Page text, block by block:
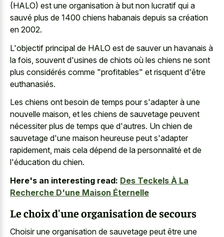
(HALO) est une organisation à but non lucratif qui a
sauvé plus de 1400 chiens habanais depuis sa création
en 2002.
L'objectif principal de HALO est de sauver un havanais à
la fois, souvent d'usines de chiots où les chiens ne sont
plus considérés comme "profitables" et risquent d'être
euthanasiés.
Les chiens ont besoin de temps pour s'adapter à une
nouvelle maison, et les chiens de sauvetage peuvent
nécessiter plus de temps que d'autres. Un chien de
sauvetage d'une maison heureuse peut s'adapter
rapidement, mais cela dépend de la personnalité et de
l'éducation du chien.
Here's an interesting read: Des Teckels À La
Recherche D'une Maison Éternelle
Le choix d'une organisation de secours
Choisir une organisation de sauvetage peut être une